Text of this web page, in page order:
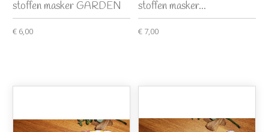
stoffen masker GARDEN
€ 6,00
stoffen masker...
€ 7,00